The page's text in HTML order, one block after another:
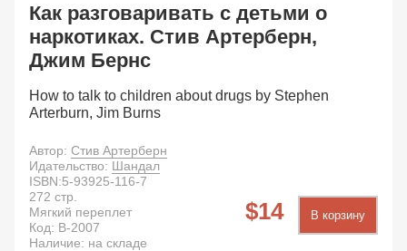
Как разговаривать с детьми о
наркотиках. Стив Артерберн,
Джим Бернс
How to talk to children about drugs by Stephen
Arterburn, Jim Burns
Автор: Стив Артерберн
Идательство: Шандал
14 В корзину
ISBN:5-93925-116-7
272 стр.
Мягкий переплет
Код: B-2007
Наличие: на складе